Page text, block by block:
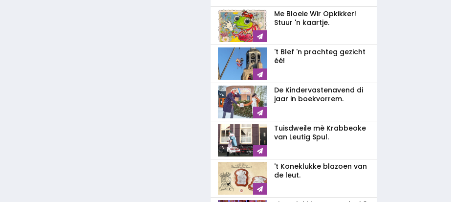
Me Bloeie Wir Opkikker!
Stuur 'n kaartje.
't Blef 'n prachteg gezicht
éé!
De Kindervastenavend di
jaar in boekvorrem.
Tuisdweile mè Krabbeoke
van Leutig Spul.
't Koneklukke blazoen van
de leut.